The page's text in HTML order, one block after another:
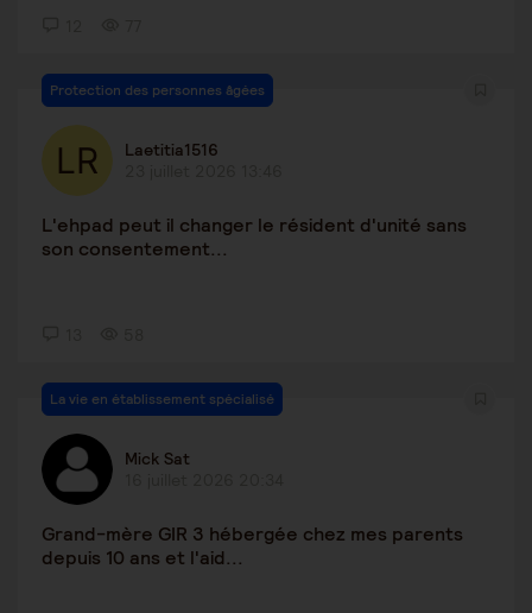
Protection des personnes âgées
Laetitia1516
L'ehpad peut il changer le résident d'unité sans
son consentement...
La vie en établissement spécialisé
Mick Sat
Grand-mère GIR 3 hébergée chez mes parents
depuis 10 ans et l'aid...